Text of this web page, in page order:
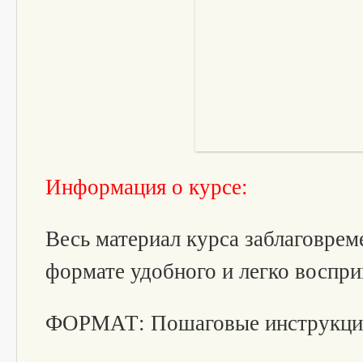
Информация о курсе:
Весь материал курса
формате удобного и легко
ФОРМАТ: Пошаговые